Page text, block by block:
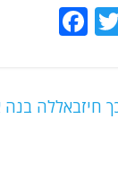
T
er
e
חיזבאללה בנה